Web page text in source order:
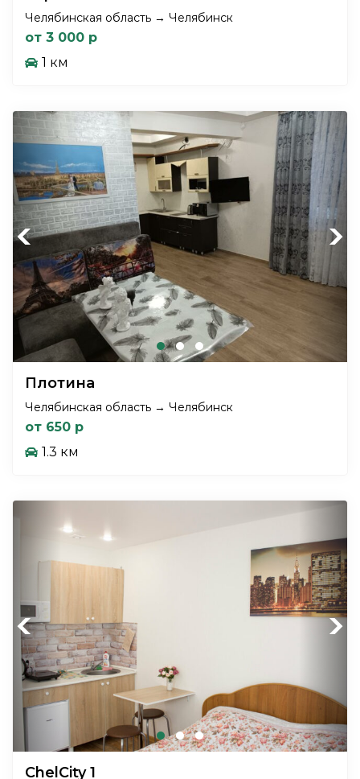
Челябинская область → Челябинск
от 3 000 р
1 км
Previous Next
Плотина
Челябинская область → Челябинск
от 650 р
1.3 км
Previous Next
ChelCity 1